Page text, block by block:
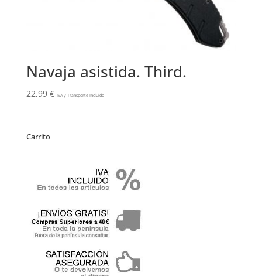
Navaja asistida. Third.
22,99 € IVA y Transporte Incluido
Carrito